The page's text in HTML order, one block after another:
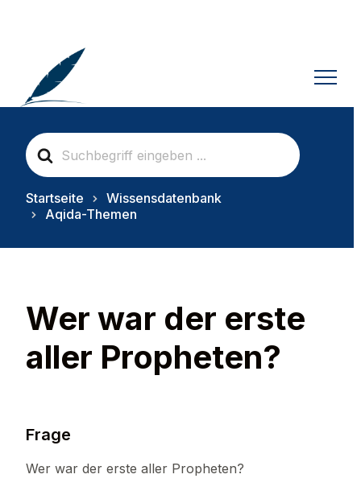
S
e
a
c
o
Startseite
Wissensdatenbank
Aqida-Themen
Wer war der erste
aller Propheten?
Frage
Wer war der erste aller Propheten?